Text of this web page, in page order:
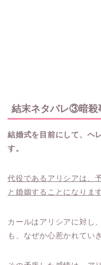
結末ネタバレ③暗殺
結婚式を目前にして、ヘ
す。
代役であるアリシアは、
と婚姻することになります
カールはアリシアに対し
も、なぜか心惹かれてい